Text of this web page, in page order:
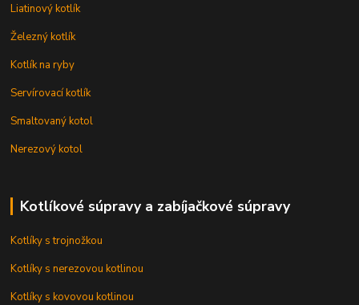
Liatinový kotlík
Železný kotlík
Kotlík na ryby
Servírovací kotlík
Smaltovaný kotol
Nerezový kotol
Kotlíkové súpravy a zabíjačkové súpravy
Kotlíky s trojnožkou
Kotlíky s nerezovou kotlinou
Kotlíky s kovovou kotlinou